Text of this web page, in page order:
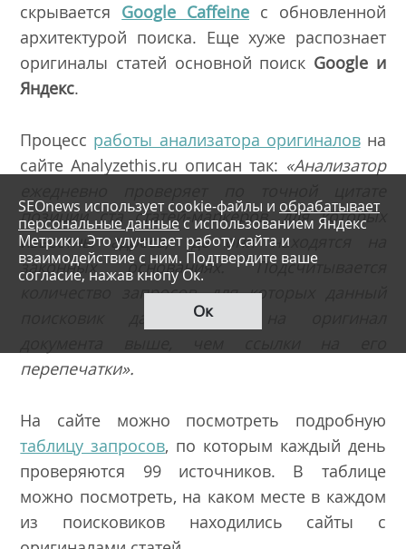
скрывается Google Caffeine с обновленной
архитектурой поиска. Еще хуже распознает
оригиналы статей основной поиск Google и
Яндекс.
Процесс работы анализатора оригиналовна
сайте Analyzethis.ru описан так: «Анализатор
позиции ста статей-маркеров, для которых
известны адреса, где они находятся на
законных основаниях. Подсчитывается
количество запросов, для которых данный
поисковик дает ссылку на оригинал
перепечатки».
На сайте можно посмотреть подробную
таблицу запросов, по которым каждый день
проверяются 99 источников. В таблице
можно посмотреть, на каком месте в каждом
из поисковиков находились сайты с
SEOnews использует cookie-файлы и обрабатывает
персональные данныес использованием Яндекс
Метрики. Это улучшает работу сайта и
взаимодействие с ним. Подтвердите ваше
согласие, нажав кнопу Ок.
Ок